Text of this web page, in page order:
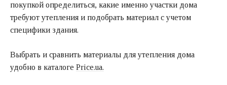
покупкой определиться, какие именно участки дома
требуют утепления и подобрать материал с учетом
специфики здания.
Выбрать и сравнить материалы для утепления дома
удобно в каталоге Price.ua.